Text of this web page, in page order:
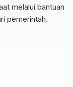
melalui bantuan
pemerintah.